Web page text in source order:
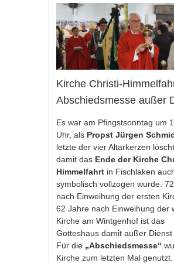
Kirche Christi-
Abschiedsmesse außer
Es war am Pfingstsonntag um
Uhr, als Propst Jürgen
letzte der vier Altarkerzen
damit das Ende der Kirche
Himmelfahrt in Fischlaken
symbolisch vollzogen wurde.
nach Einweihung der ersten
62 Jahre nach Einweihung der
Kirche am Wintgenhof ist das
Gotteshaus damit außer Dienst
Für die „Abschiedsmesse“
Kirche zum letzten Mal genutzt.